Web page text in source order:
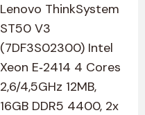
Lenovo ThinkSystem
ST50 V3
(7DF3S02300) Intel
Xeon E‑2414 4 Cores
2,6/4,5GHz 12MB,
16GB DDR5 4400, 2x